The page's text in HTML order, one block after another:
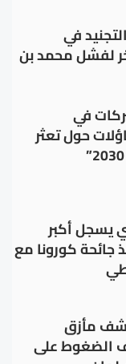
في
لفشل محمد بن
في
حول تعثر
يسجل أكبر
كورونا مع
مأزق
الضغوط على